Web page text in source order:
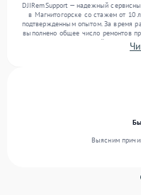
DJIRemSupport — надежный
в Магнитогорске со стажем от 10
подтвержденным опытом. За время
выполнено общее число ремонтов
поступает от 300 устройств,
сложности и обеспечиваем
Выясним